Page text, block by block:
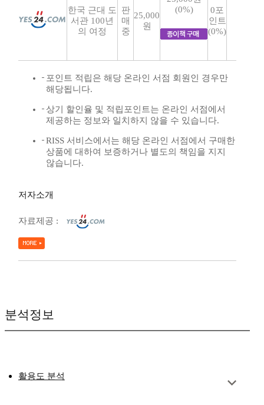
한국 근대 도
서관 100년
의 여정
판
매
중
25,000
원
(0%)
0포
인트
(0%)
포인트 적립은 해당 온라인 서점 회원인 경우만
해당됩니다.
상기 할인율 및 적립포인트는 온라인 서점에서
제공하는 정보와 일치하지 않을 수 있습니다.
RISS 서비스에서는 해당 온라인 서점에서 구매한
상품에 대하여 보증하거나 별도의 책임을 지지
않습니다.
저자소개
자료제공 :
분석정보
활용도 분석